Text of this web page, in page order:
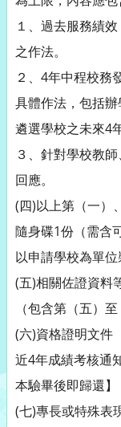
１、過去服務績
之作法。
２、4年中程校務
具體作法，包括
遴選學校之未來4
３、針對學校教
回應。
(四)以上第（一）
隨身碟1份（需含
以申請學校為單位
(五)相關佐證資料
（包含第（五）
(六)資格證明文件
近4年成績考核通
本驗畢後即歸還】
(七)專長或特殊表